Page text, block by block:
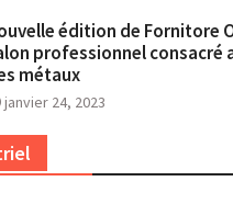
édition de Fornitore
professionnel consacré
métaux
janvier 24, 2023